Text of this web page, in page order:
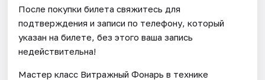
После покупки билета свяжитесь для
подтверждения и записи по телефону, который
указан на билете, без этого ваша запись
недействительна!
Мастер класс Витражный Фонарь в технике